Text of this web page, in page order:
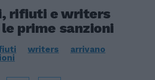
rifiuti e writers
prime sanzioni
writers
arrivano